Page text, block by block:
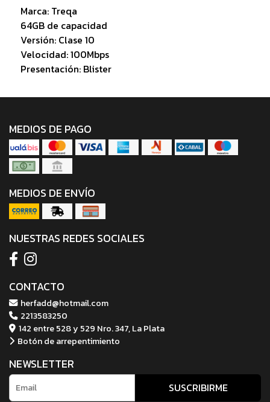
Marca: Treqa
64GB de capacidad
Versión: Clase 10
Velocidad: 100Mbps
Presentación: Blister
MEDIOS DE PAGO
MEDIOS DE ENVÍO
NUESTRAS REDES SOCIALES
CONTACTO
herfadd@hotmail.com
2213583250
142 entre 528 y 529 Nro. 347, La Plata
Botón de arrepentimiento
NEWSLETTER
SUSCRIBIRME